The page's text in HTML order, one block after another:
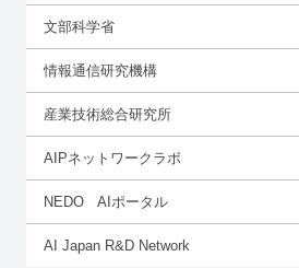
文部科学省
情報通信研究機構
産業技術総合研究所
AIPネットワークラボ
NEDO AIポータル
AI Japan R&D Network